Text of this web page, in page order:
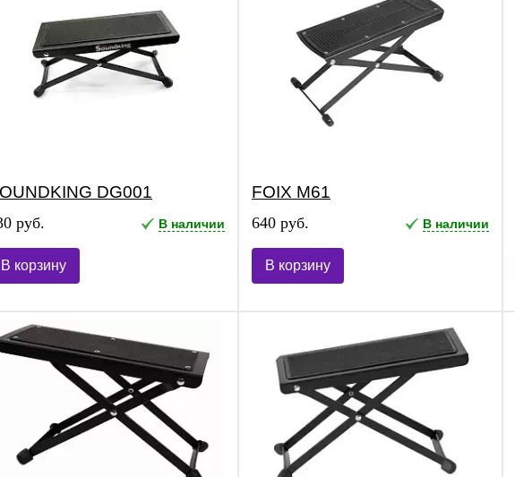
DG001
руб. В наличии
В корзину
FOIX M61
640 руб. В наличии
В корзину